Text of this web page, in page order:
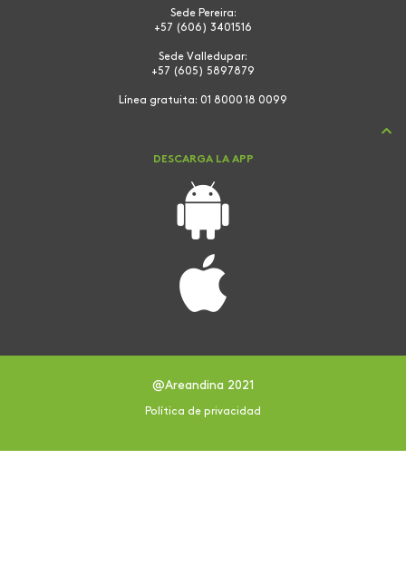
Sede Pereira:
+57 (606) 3401516
Sede Valledupar:
+57 (605) 5897879
Línea gratuita: 01 8000 18 0099
DESCARGA LA APP
@Areandina 2021
Política de privacidad